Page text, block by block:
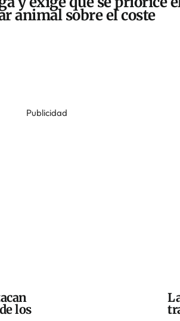
animal sobre el coste
Publicidad
los